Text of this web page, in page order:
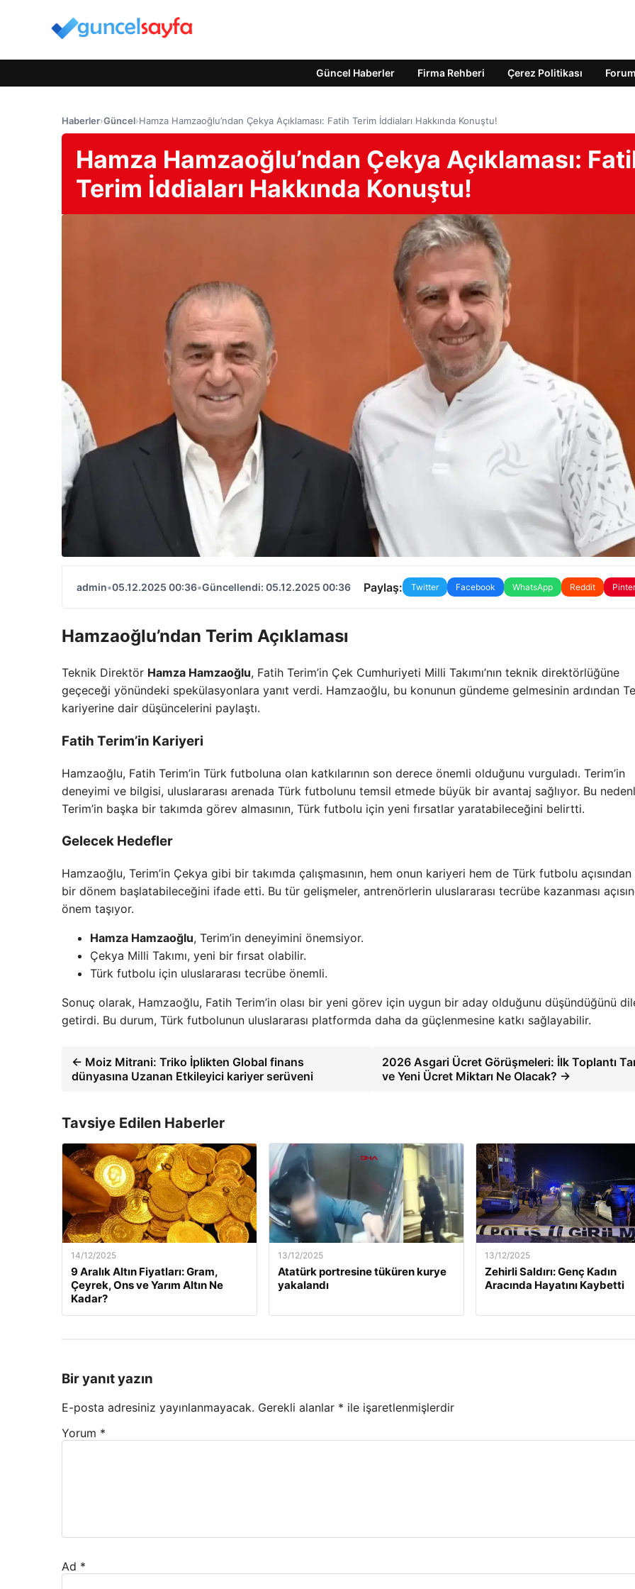
Güncel Haberler Firma Rehberi Çerez Politikası Forum
Haberler›Güncel›Hamza Hamzaoğlu’ndan Çekya Açıklaması: Fatih Terim İddiaları Hakkında Konuştu!
Hamza Hamzaoğlu’ndan Çekya Açıklaması:
Terim İddiaları Hakkında Konuştu!
admin•05.12.2025 00:36•Güncellendi: 05.12.2025 00:36 Paylaş: Twitter Facebook WhatsApp Reddit
Hamzaoğlu’ndan Terim Açıklaması
Teknik Direktör Hamza Hamzaoğlu, Fatih Terim’in Çek Cumhuriyeti Milli Takımı’nın teknik direktörlüğüne
geçeceği yönündeki spekülasyonlara yanıt verdi. Hamzaoğlu, bu konunun gündeme gelmesinin ardından
kariyerine dair düşüncelerini paylaştı.
Fatih Terim’in Kariyeri
Hamzaoğlu, Fatih Terim’in Türk futboluna olan katkılarının son derece önemli olduğunu vurguladı. Terim’in
deneyimi ve bilgisi, uluslararası arenada Türk futbolunu temsil etmede büyük bir avantaj sağlıyor. Bu
Terim’in başka bir takımda görev almasının, Türk futbolu için yeni fırsatlar yaratabileceğini belirtti.
Gelecek Hedefler
Hamzaoğlu, Terim’in Çekya gibi bir takımda çalışmasının, hem onun kariyeri hem de Türk futbolu açısından
bir dönem başlatabileceğini ifade etti. Bu tür gelişmeler, antrenörlerin uluslararası tecrübe kazanması
önem taşıyor.
Hamza Hamzaoğlu, Terim’in deneyimini önemsiyor.
Çekya Milli Takımı, yeni bir fırsat olabilir.
Türk futbolu için uluslararası tecrübe önemli.
Sonuç olarak, Hamzaoğlu, Fatih Terim’in olası bir yeni görev için uygun bir aday olduğunu düşündüğünü
getirdi. Bu durum, Türk futbolunun uluslararası platformda daha da güçlenmesine katkı sağlayabilir.
← Moiz Mitrani: Triko İplikten Global finans
dünyasına Uzanan Etkileyici kariyer serüveni
2026 Asgari Ücret Görüşmeleri: İlk Toplantı
ve Yeni Ücret Miktarı Ne Olacak? →
Tavsiye Edilen Haberler
14/12/2025
9 Aralık Altın Fiyatları: Gram,
Çeyrek, Ons ve Yarım Altın Ne
Kadar?
13/12/2025
Atatürk portresine tüküren kurye
yakalandı
13/12/2025
Zehirli Saldırı: Genç Kadın
Aracında Hayatını Kaybetti
Bir yanıt yazın
E-posta adresiniz yayınlanmayacak. Gerekli alanlar * ile işaretlenmişlerdir
Yorum *
Ad *